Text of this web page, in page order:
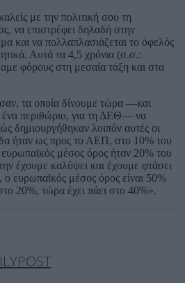
με την πολιτική σου τη
να επιστρέφει δηλαδή στην
και να πολλαπλασιάζεται το όφελός
Αυτά τα 4,5 χρόνια (σ.σ.:
φόρους στη μεσαία τάξη και στα
τα οποία δίνουμε τώρα —και
ένα περιθώριο, για τη ΔΕΘ— να
δημιουργήθηκαν λοιπόν αυτές οι
ήταν ως προς το ΑΕΠ, στο 10% του
μέσος όρος ήταν 20% του
έχουμε καλύψει και έχουμε φτάσει
ο ευρωπαϊκός μέσος όρος είναι 50%
20%, τώρα έχει πάει στο 40%».